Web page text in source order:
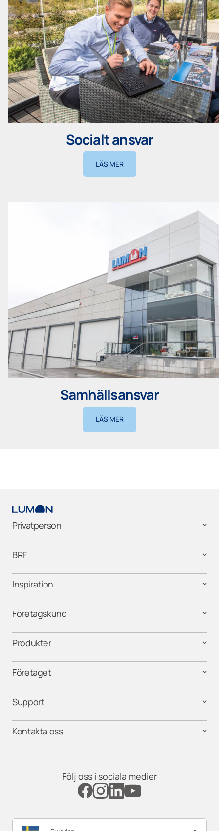
Socialt ansvar
LÄS MER
Samhällsansvar
LÄS MER
Privatperson
BRF
Inspiration
Företagskund
Produkter
Företaget
Support
Kontakta oss
Följ oss i sociala medier